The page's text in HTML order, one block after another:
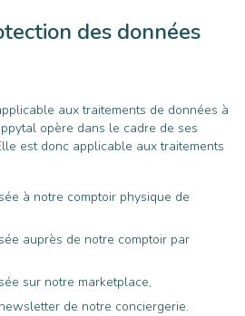
des données
aux traitements de données à
opère dans le cadre de ses
est donc applicable aux traitements
à notre comptoir physique de
auprès de notre comptoir par
sur notre marketplace,
de notre conciergerie.